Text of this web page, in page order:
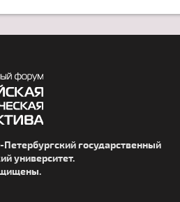
государственный
университет.